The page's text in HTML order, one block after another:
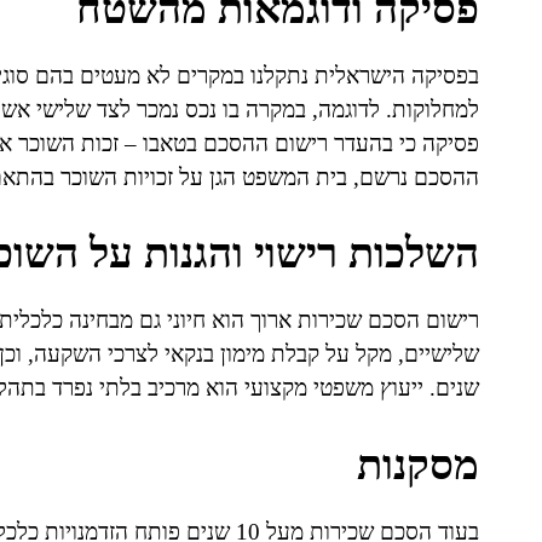
בפסיקה הישראלית נתקלנו במקרים לא מעטים בהם
למחלוקות. לדוגמה, במקרה בו נכס נמכר לצד שלישי
פסיקה כי בהעדר רישום ההסכם בטאבו – זכות השוכר
ההסכם נרשם, בית המשפט הגן על זכויות השוכר
השלכות רישוי והגנות על
רישום הסכם שכירות ארוך הוא חיוני גם מבחינה
שלישיים, מקל על קבלת מימון בנקאי לצרכי השקעה,
שנים. ייעוץ משפטי מקצועי הוא מרכיב בלתי נפרד
מסקנות
בעוד הסכם שכירות מעל 10 שנים